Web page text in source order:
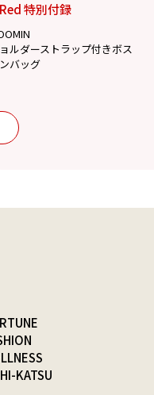
特別付録
ルダーストラップ付きボス
バッグ
KATSU